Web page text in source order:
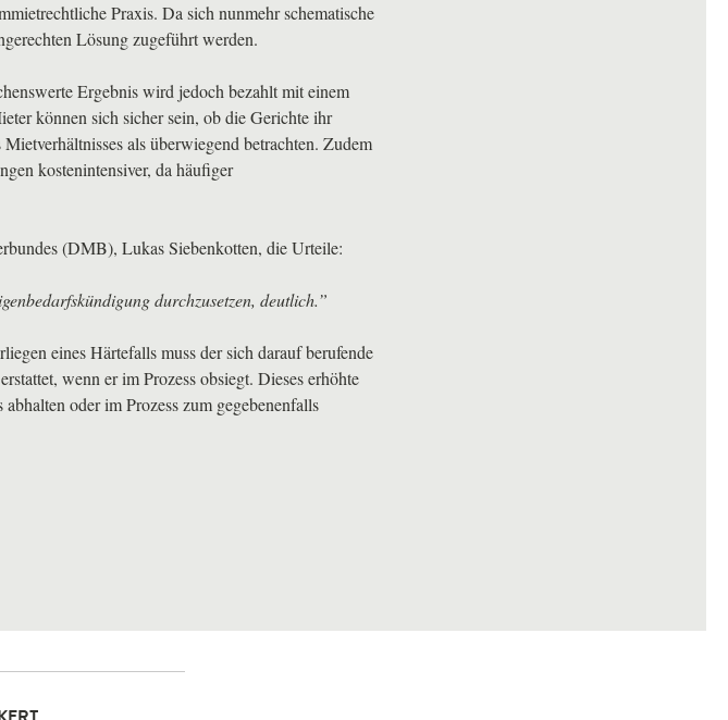
Praxis. Da sich nunmehr schematische
Lösung zugeführt werden.
Ergebnis wird jedoch bezahlt mit einem
können sich sicher sein, ob die Gerichte ihr
als überwiegend betrachten. Zudem
kostenintensiver, da häufiger
(DMB), Lukas Siebenkotten, die Urteile:
durchzusetzen, deutlich.”
eines Härtefalls muss der sich darauf berufende
wenn er im Prozess obsiegt. Dieses erhöhte
oder im Prozess zum gegebenenfalls